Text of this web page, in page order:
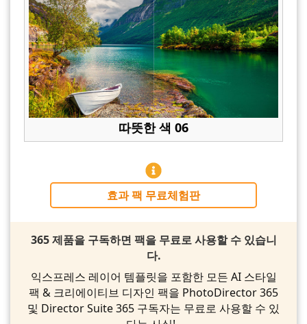
따뜻한 색 06
효과 팩 무료체험판
365 제품을 구독하면 팩을 무료로 사용할 수 있습니
다.
익스프레스 레이어 템플릿을 포함한 모든 AI 스타일
팩 & 크리에이티브 디자인 팩을 PhotoDirector 365
및 Director Suite 365 구독자는 무료로 사용할 수 있